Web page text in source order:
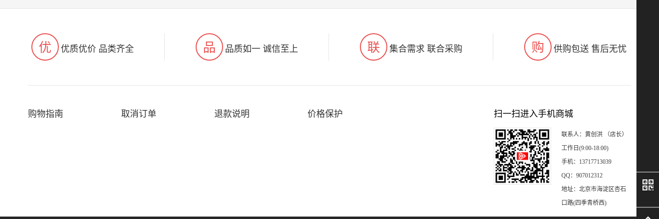
优 优质优价 品类齐全 品 品质如一 诚信至上 联 集合需求 联合采购 购 供购包送 售后无忧
购物指南 取消订单 退款说明 价格保护 扫一扫进入手机商城
联系人：黄创洪 （店长）
工作日(9:00-18:00)
手机：13717713039
QQ：907012312
地址：北京市海淀区杏石
口路(四季青桥西)